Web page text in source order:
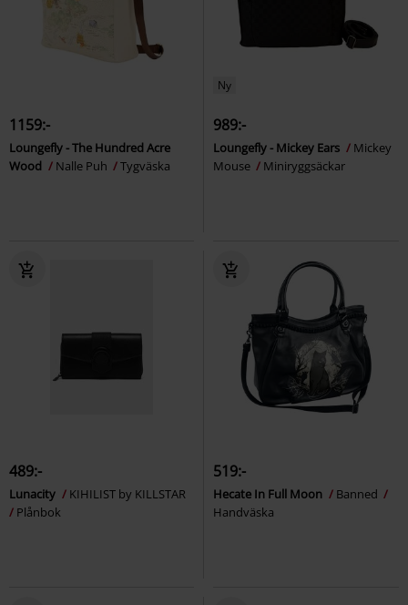
1159:-
Loungefly - The Hundred Acre
Wood
Nalle Puh Tygväska
Ny
989:-
Loungefly - Mickey Ears
Mickey
Mouse
Miniryggsäckar
489:-
Lunacity
KIHILIST by KILLSTAR
Plånbok
519:-
Hecate In Full Moon
Banned
Handväska